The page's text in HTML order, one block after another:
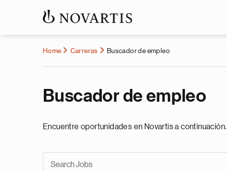
Home Carreras Buscador de empleo
Buscador de empleo
Encuentre oportunidades en Novartis a continuación.